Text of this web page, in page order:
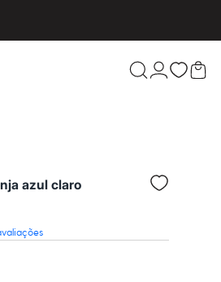
Confira
azul claro